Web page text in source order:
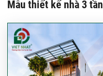
Mẫu thiết kế nhà 3